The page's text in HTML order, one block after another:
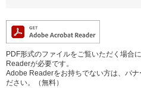
PDF形式のファイルをご覧いただく場合
Readerが必要です。
Adobe Readerをお持ちでない方は、バ
ださい。（無料）